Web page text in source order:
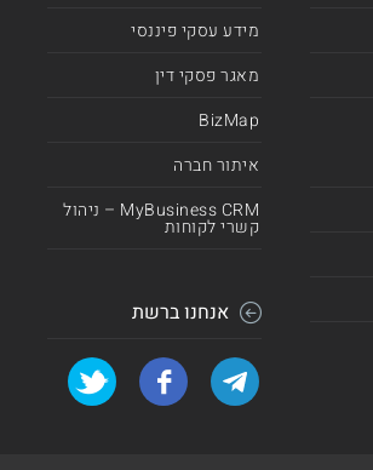
מידע עסקי פיננסי
מאגר פסקי דין
BizMap
איתור חברה
MyBusiness CRM – ניהול
קשרי לקוחות
אנחנו ברשת